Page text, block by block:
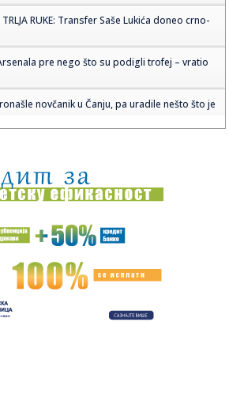
TRLJA RUKE: Transfer Saše Lukića doneo crno-
pre nego što su podigli trofej – vratio
novčanik u Čanju, pa uradile nešto što je
i Anu: Eliminisane već na startu
utakmica, ali mi smo Vojvodina"
u Torontu
posle pada razbesneo javnost: Devojka joj